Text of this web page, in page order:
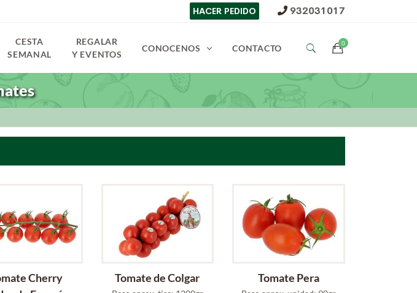
HACER PEDIDO 932031017
CESTA
SEMANAL
REGALAR
Y EVENTOS
CONOCENOS CONTACTO
Cherry
Tomate de Colgar Tomate Pera